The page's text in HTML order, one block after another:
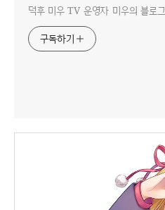
덕후 미우 TV 운영자 미우의 블로그
구독하기